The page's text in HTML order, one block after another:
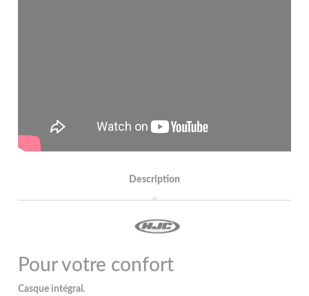
Description
Pour votre confort
Casque intégral.